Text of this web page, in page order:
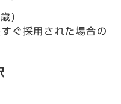
)
ぐ採用された場合の